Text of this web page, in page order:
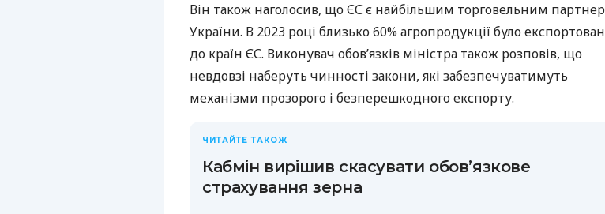
Він також наголосив, що ЄС є найбільшим торговельним
України. В 2023 році близько 60% агропродукції було
до країн ЄС. Виконувач обов’язків міністра також розповів, що
невдовзі наберуть чинності закони, які забезпечуватимуть
механізми прозорого і безперешкодного експорту.
ЧИТАЙТЕ ТАКОЖ
Кабмін вирішив скасувати обов’язкове
страхування зерна